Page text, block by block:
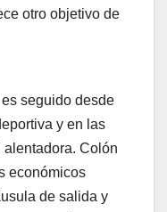
otro objetivo de
seguido desde
y en las
Colón
económicos
de salida y